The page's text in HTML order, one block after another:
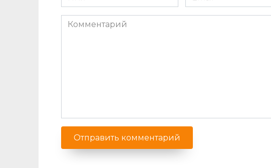
*
*
Комментарий